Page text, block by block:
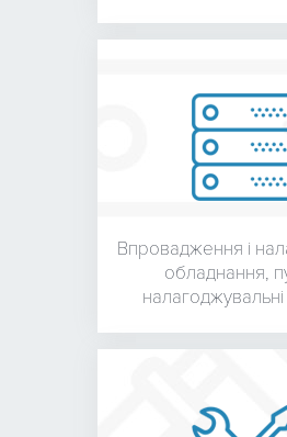
Впровадження і
обладнання,